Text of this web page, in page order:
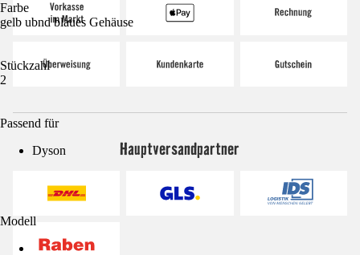
Farbe
gelb ubnd blaues Gehäuse
Stückzahl
2
Passend für
Dyson
Modell
Hauptversandpartner